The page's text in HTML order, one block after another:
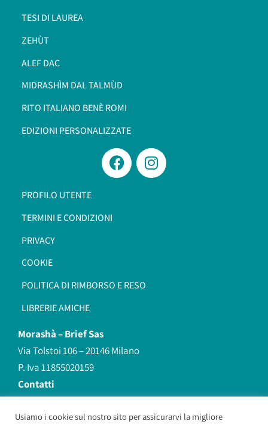
TESI DI LAUREA
ZEHÙT
ALEF DAC
MIDRASHÌM DAL TALMÙD
RITO ITALIANO BENÈ ROMI​
EDIZIONI PERSONALIZZATE
PROFILO UTENTE
TERMINI E CONDIZIONI
PRIVACY
COOKIE
POLITICA DI RIMBORSO E RESO
LIBRERIE AMICHE
Morashà –Brief Sas
Via Tolstoi 106 – 20146 Milano
P. Iva 11855020159
Contatti
redazione@morasha.it
339 8596707
Usiamo i cookie sul nostro sito per assicurarvi la migliore